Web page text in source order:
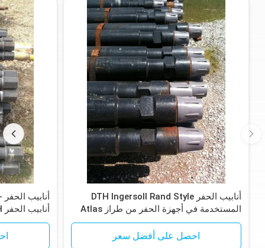
أنابيب الحفر DTH Ingersoll Rand Style
المستخدمة في أجهزة الحفر من طراز Atlas
Copco T4W و T685
احصل على أفضل سعر
أنابيب الحفر DTH